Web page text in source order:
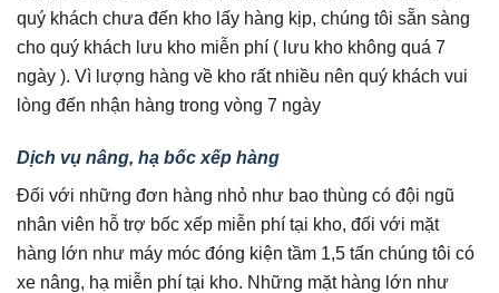
quý khách chưa đến kho lấy hàng kịp, chúng tôi sẵn sàng
cho quý khách lưu kho miễn phí ( lưu kho không quá 7
ngày ). Vì lượng hàng về kho rất nhiều nên quý khách vui
lòng đến nhận hàng trong vòng 7 ngày
Dịch vụ nâng, hạ bốc xếp hàng
Đối với những đơn hàng nhỏ như bao thùng có đội ngũ
nhân viên hỗ trợ bốc xếp miễn phí tại kho, đối với mặt
hàng lớn như máy móc đóng kiện tầm 1,5 tấn chúng tôi có
xe nâng, hạ miễn phí tại kho. Những mặt hàng lớn như